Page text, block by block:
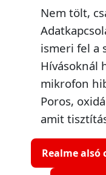
Nem tölt,
ismeri fel a
Hívásoknál
mikrofon
Poros,
amit
Realme alsó